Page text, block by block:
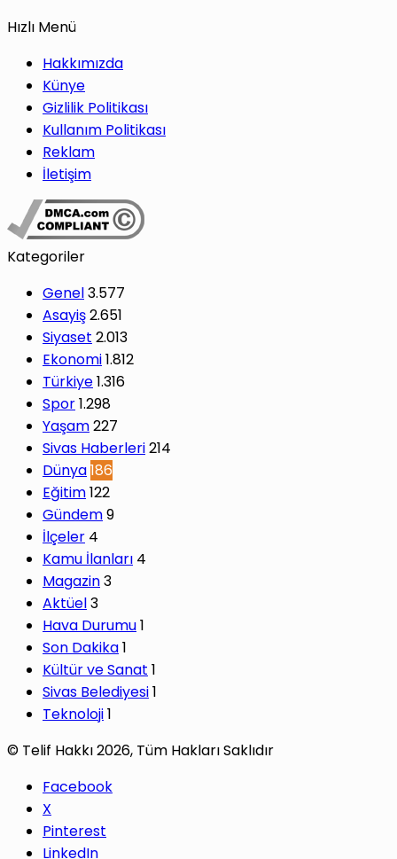
Hızlı Menü
Hakkımızda
Künye
Gizlilik Politikası
Kullanım Politikası
Reklam
İletişim
Kategoriler
Genel3.577
Asayiş2.651
Siyaset 2.013
Ekonomi1.812
Türkiye1.316
Spor1.298
Yaşam227
Sivas Haberleri214
Dünya186
Eğitim122
Gündem9
İlçeler 4
Kamu İlanları 4
Magazin3
Aktüel3
Hava Durumu1
Son Dakika1
Kültür ve Sanat 1
Sivas Belediyesi1
Teknoloji1
© Telif Hakkı 2026, Tüm Hakları Saklıdır
Facebook
X
Pinterest
LinkedIn